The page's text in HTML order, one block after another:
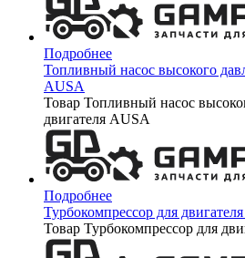
Подробнее
Топливный насос высокого
AUSA
Товар Топливный насос
двигателя AUSA
Подробнее
Турбокомпрессор для
Товар Турбокомпрессор для